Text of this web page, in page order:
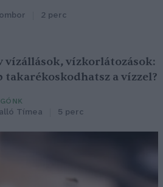
2 perc
vízállások, vízkorlátozások:
takarékoskodhatsz a vízzel?
Tímea 5 perc